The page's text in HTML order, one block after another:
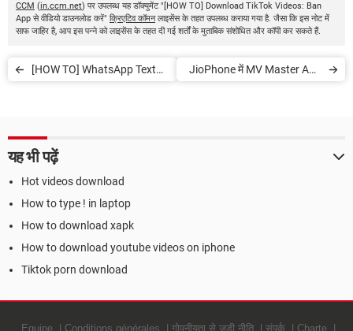
CCM (in.ccm.net) पर उपलब्ध यह डॉक्युमेंट "[HOW TO] Download TikTok Videos: Ban
App से वीडियो डाउनलोड करें" क्रिएटिव कॉमनलाइसेंस के तहत उपलब्ध कराया गया है. जैसा कि इस नोट में
साफ जाहिर है, आप इस पन्ने को लाइसेंस के तहत दी गई शर्तों के मुताबिक संशोधित और कॉपी कर सकते हैं.
[HOW TO] WhatsApp Text
JioPhone में MV Master App
यह भी पढ़ें
Hot videos download
How to type ! in laptop
How to download xapk
How to download youtube videos on iphone
Tiktok porn download
Equipe Conditions générales गोपनीयता से जुड़ी नीति संपर्क Charte